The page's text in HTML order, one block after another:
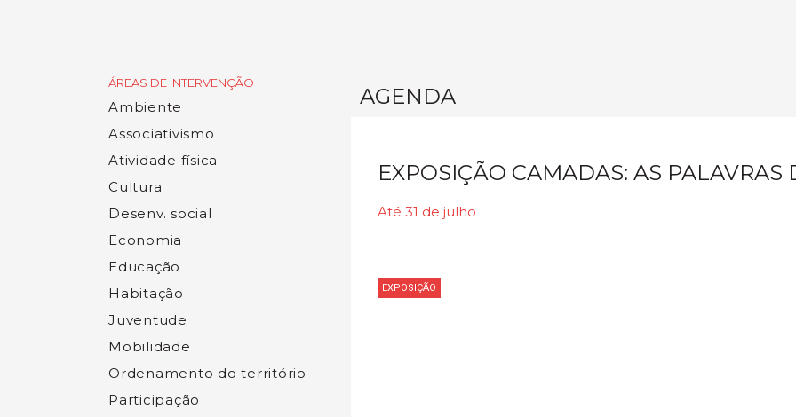
ÁREAS DE INTERVENÇÃO
Ambiente
Associativismo
Atividade física
Cultura
Desenv. social
Economia
Educação
Habitação
Juventude
Mobilidade
Ordenamento do território
Participação
AGENDA
EXPOSIÇÃO CAMADAS: AS PALAVRAS
Até 31 de julho
EXPOSIÇÃO